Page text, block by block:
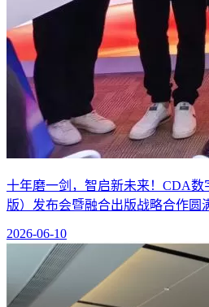
十年磨一剑，智启新未来！CDA数
版）发布会暨融合出版战略合作圆
2026-06-10